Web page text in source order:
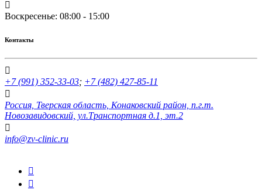
Воскресенье: 08:00 - 15:00
Контакты
+7 (991) 352-33-03; +7 (482) 427-85-11
Россия, Тверская область, Конаковский район, п.г.т.
Новозавидовский, ул.Транспортная д.1, эт.2
info@zv-clinic.ru